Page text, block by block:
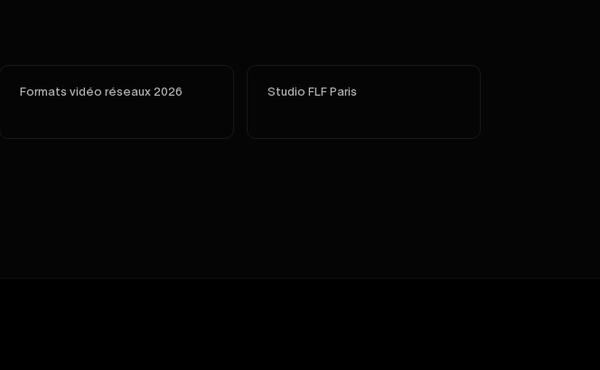
Formats vidéo réseaux 2026 Studio FLF Paris